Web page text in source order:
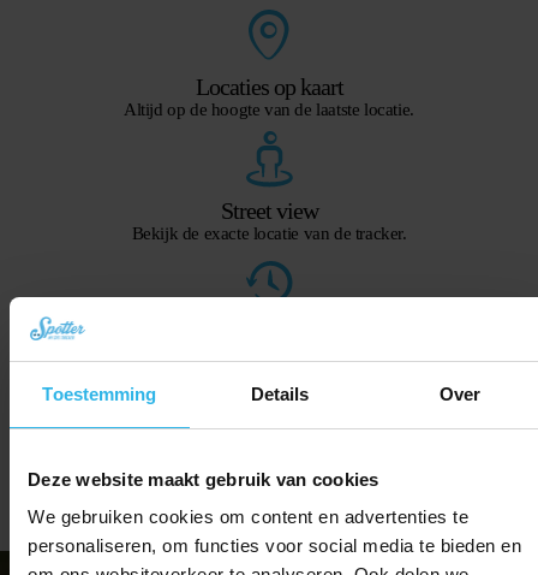
Toestemming Details Over
Deze website maakt gebruik van cookies
We gebruiken cookies om content en advertenties te
personaliseren, om functies voor social media te bieden en
Locaties op kaart
Altijd op de hoogte van de laatste locatie.
Street view
Bekijk de exacte locatie van de tracker.
Waar is de Spotter geweest en wanneer?
Handige notificaties direct op je scherm.
Ontdek de app